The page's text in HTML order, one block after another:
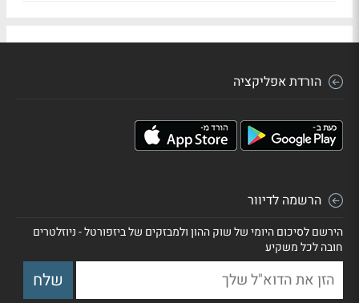
הורדת אפליקציה
הרשמה לדיוור
הירשם לסיכום היומי של שוק ההון ולמבזקים של ביזפורטל - ניוזלטרים
חובה לכל משקיע